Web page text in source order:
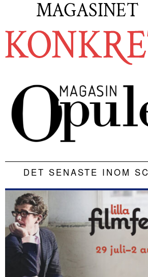
DET SENASTE INOM